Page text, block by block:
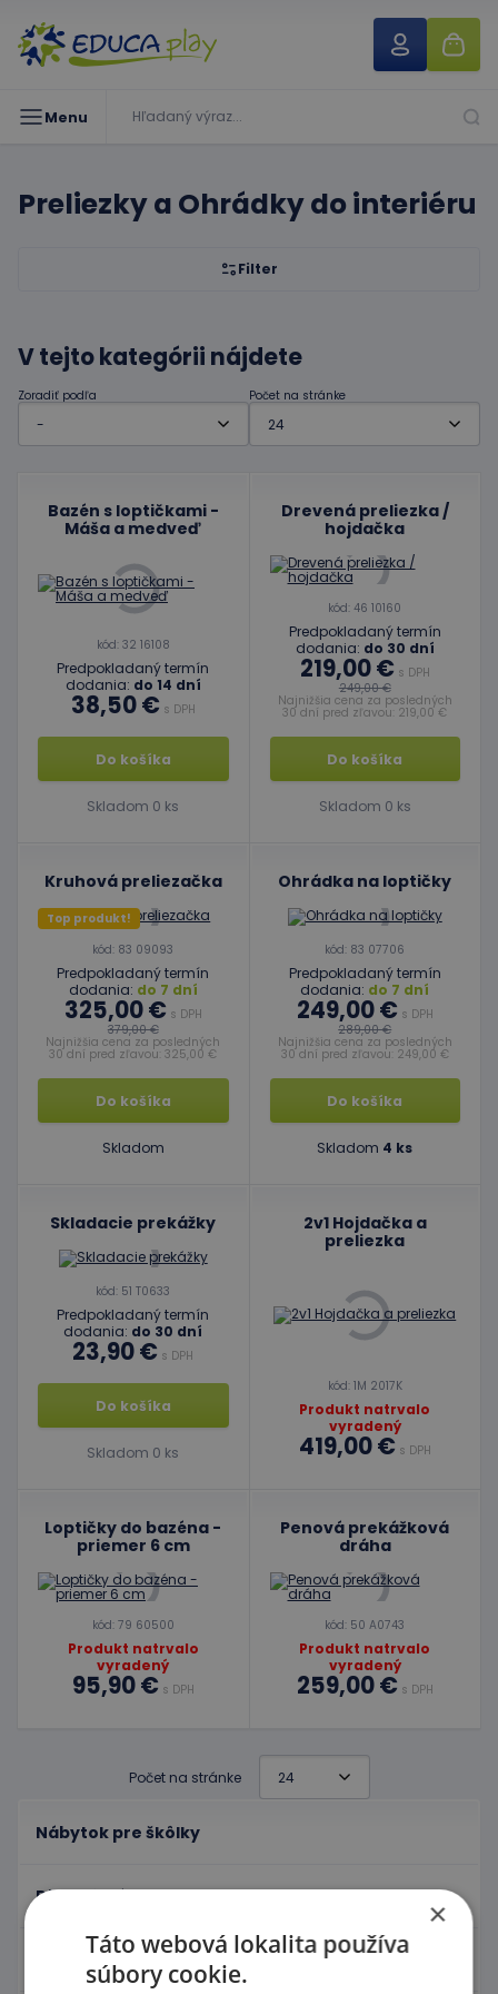
Menu
Nábytok pre škôlky
Didaktické hry
Hračky - Tematika
Preliezky a Ohrádky do interiéru
Filter
V tejto kategórii nájdete
Zoradiť podľa Počet na stránke
Bazén s loptičkami -
Máša a medveď
kód: 32 16108
Predpokladaný termín
dodania: do 14 dní
38,50 € s DPH
Do košíka
Skladom 0 ks
Drevená preliezka /
hojdačka
kód: 46 10160
Predpokladaný termín
dodania: do 30 dní
219,00 € s DPH
249,00 €
Najnižšia cena za posledných
30 dní pred zľavou: 219,00 €
Do košíka
Skladom 0 ks
Kruhová preliezačka
Top produkt!
kód: 83 09093
Predpokladaný termín
dodania: do 7 dní
325,00 € s DPH
379,00 €
Najnižšia cena za posledných
30 dní pred zľavou: 325,00 €
Do košíka
Skladom
Ohrádka na loptičky
kód: 83 07706
Predpokladaný termín
dodania: do 7 dní
249,00 € s DPH
289,00 €
Najnižšia cena za posledných
30 dní pred zľavou: 249,00 €
Do košíka
Skladom 4 ks
Skladacie prekážky
kód: 51 T0633
Predpokladaný termín
dodania: do 30 dní
23,90 € s DPH
Do košíka
Skladom 0 ks
2v1 Hojdačka a
preliezka
kód: 1M 2017K
Produkt natrvalo
vyradený
419,00 € s DPH
Loptičky do bazéna -
priemer 6 cm
kód: 79 60500
Produkt natrvalo
vyradený
95,90 € s DPH
Penová prekážková
dráha
kód: 50 A0743
Produkt natrvalo
vyradený
259,00 € s DPH
Počet na stránke
×
Táto webová lokalita používa
súbory cookie.